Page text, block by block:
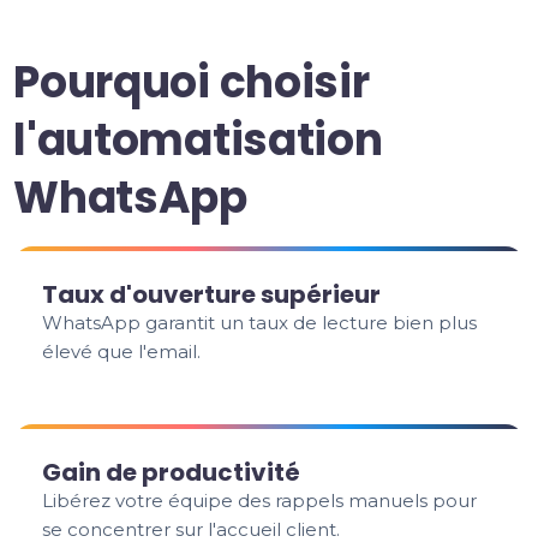
Pourquoi choisir
l'automatisation
WhatsApp
Taux d'ouverture supérieur
WhatsApp garantit un taux de lecture bien plus
élevé que l'email.
Gain de productivité
Libérez votre équipe des rappels manuels pour
se concentrer sur l'accueil client.